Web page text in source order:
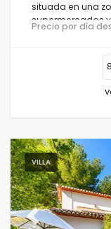
situada en una
supermercados
Jávea.
Precio por día
8
VILLA
Previous